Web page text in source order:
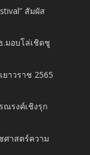
สัมผัส
.มอบโล่เชิดชู
าวราช 2565
ณรงค์เชิงรุก
ศาสตร์ความ